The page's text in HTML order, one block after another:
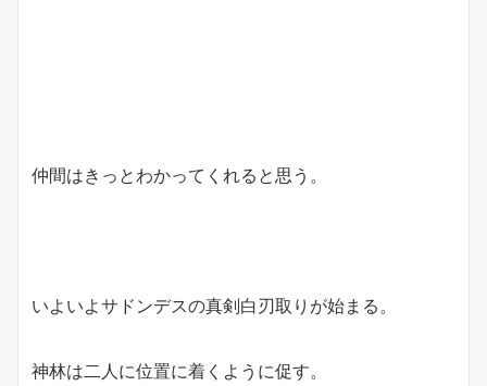
仲間はきっとわかってくれると思う。
いよいよサドンデスの真剣白刃取りが始まる。
神林は二人に位置に着くように促す。